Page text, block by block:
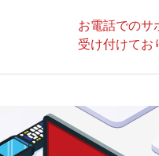
お電話でのサ
受け付けてお